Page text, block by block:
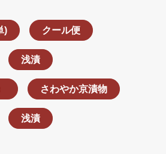
) クール便
浅漬
さわやか京漬物
浅漬